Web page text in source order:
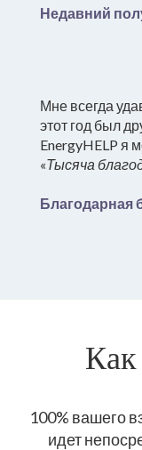
Недавний
Мне всегда
этот год был
EnergyHELP я
«Тысяча
Благодарная
Как
100% вашего
идет